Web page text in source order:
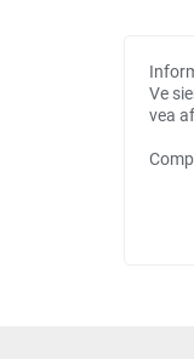
Ve
vea